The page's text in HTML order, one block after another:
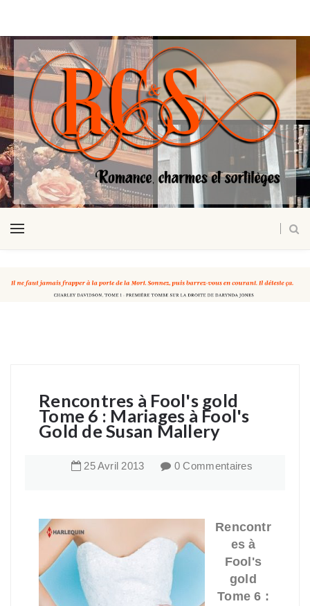
Rencontres à Fool's gold
Tome 6 : Mariages à Fool's
Gold de Susan Mallery
25Avril 2013 0 Commentaires
Rencontr
es à
Fool's
gold
Tome 6 :